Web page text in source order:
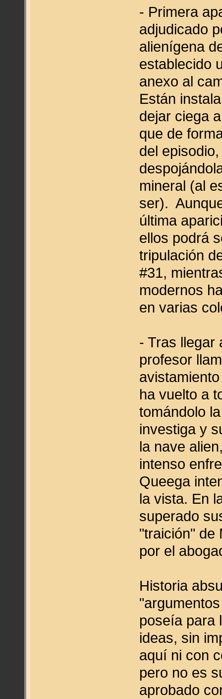
- Primera
adjudicado
alienígena
establecido
anexo al
Están
dejar ciega
que de
del
mineral (al
ser).
última
ellos podrá
tripulación
#31,
modernos
en varias
- Tras llegar
profesor
ha vuelto a
tomándolo
investiga y
la nave
intenso
Queega
la vista. En
superado
"traición" de
por el
Historia
poseía para
ideas, sin
aquí ni con
pero no es
aprobado